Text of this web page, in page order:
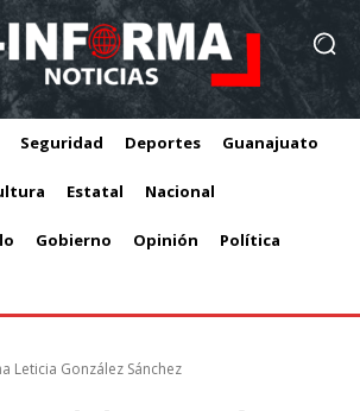
Seguridad Deportes Guanajuato
Estatal Nacional
Gobierno Opinión Política
Leticia González Sánchez